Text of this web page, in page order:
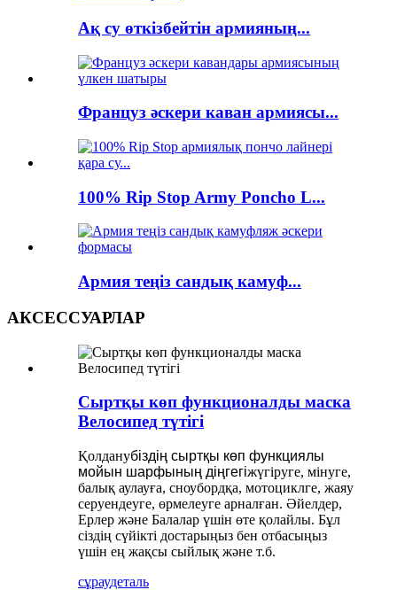
Ақ су өткізбейтін армияның...
Француз әскери каван армиясы...
100% Rip Stop Army Poncho L...
Армия теңіз сандық камуф...
АКСЕССУАРЛАР
Сыртқы көп функционалды маска
Велосипед түтігі
Қолданубіздің сыртқы көп функциялы
мойын шарфының діңгегіжүгіруге, мінуге,
балық аулауға, сноубордқа, мотоциклге, жаяу
серуендеуге, өрмелеуге арналған. Әйелдер,
Ерлер және Балалар үшін өте қолайлы. Бұл
сіздің сүйікті достарыңыз бен отбасыңыз
үшін ең жақсы сыйлық және т.б.
сұраудеталь